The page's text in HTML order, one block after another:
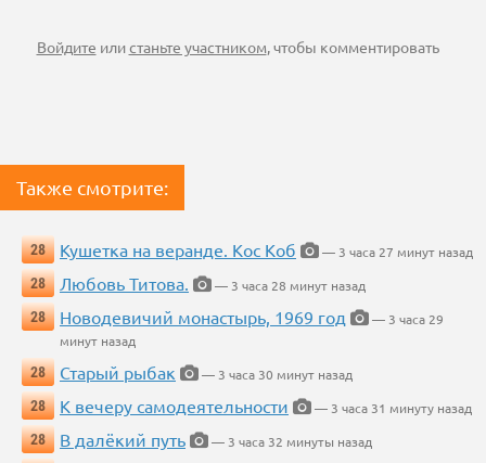
Войдите илистаньте участником, чтобы комментировать
Также смотрите:
28 Кушетка на веранде. Кос Коб
— 3 часа 27 минут назад
28
Любовь Титова.
— 3 часа 28 минут назад
28
Новодевичий монастырь, 1969 год
— 3 часа 29
минут назад
28
Старый рыбак
— 3 часа 30 минут назад
28
К вечеру самодеятельности
— 3 часа 31 минуту назад
28
В далёкий путь
— 3 часа 32 минуты назад